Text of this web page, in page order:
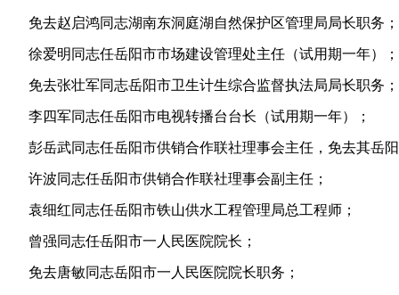
免去赵启鸿同志湖南东洞庭湖自然保护区管理局局长职务；
徐爱明同志任岳阳市市场建设管理处主任（试用期一年）；
免去张壮军同志岳阳市卫生计生综合监督执法局局长职务；
李四军同志任岳阳市电视转播台台长（试用期一年）；
彭岳武同志任岳阳市供销合作联社理事会主任 ， 免去其岳
许波同志任岳阳市供销合作联社理事会副主任；
袁细红同志任岳阳市铁山供水工程管理局总工程师；
曾强同志任岳阳市一人民医院院长；
免去唐敏同志岳阳市一人民医院院长职务；